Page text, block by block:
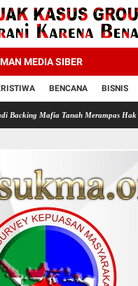
MEDIA SIBER
BENCANA BISNIS
Tanah Merampas Hak Keluarga